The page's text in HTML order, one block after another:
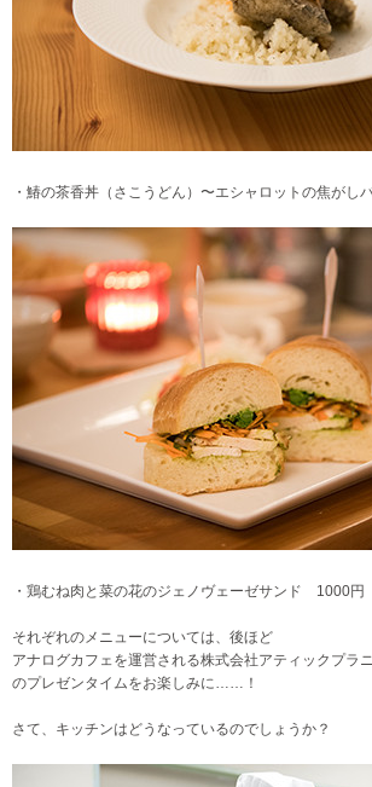
・鰆の茶香丼（さこうどん）〜エシャロットの焦が
・鶏むね肉と菜の花のジェノヴェーゼサンド 1000円
それぞれのメニューについては、後ほど
アナログカフェを運営される株式会社アティックプ
のプレゼンタイムをお楽しみに……！
さて、キッチンはどうなっているのでしょうか？